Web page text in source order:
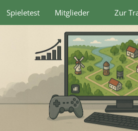
Spieletest Mitglieder Zur